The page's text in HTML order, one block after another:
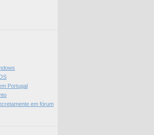
Portugal
em fórum